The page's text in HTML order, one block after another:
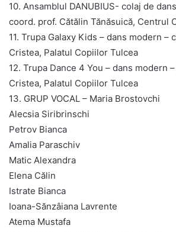
10. Ansamblul DANUBIUS- colaj de
coord. prof. Cătălin Tănăsuică, Centrul
11. Trupa Galaxy Kids – dans modern –
Cristea, Palatul Copiilor Tulcea
12. Trupa Dance 4 You – dans modern
Cristea, Palatul Copiilor Tulcea
13. GRUP VOCAL – Maria Brostovchi
Alecsia Siribrinschi
Petrov Bianca
Amalia Paraschiv
Matic Alexandra
Elena Călin
Istrate Bianca
Ioana-Sănzâiana Lavrente
Atema Mustafa